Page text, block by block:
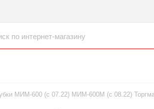
МИМ-600 (с 07.22) МИМ-600М (с 08.22)